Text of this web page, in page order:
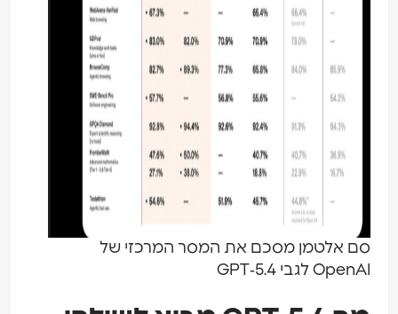
סם אלטמן מסכם את המסר המרכזי של
OpenAI לגבי GPT‑5.4